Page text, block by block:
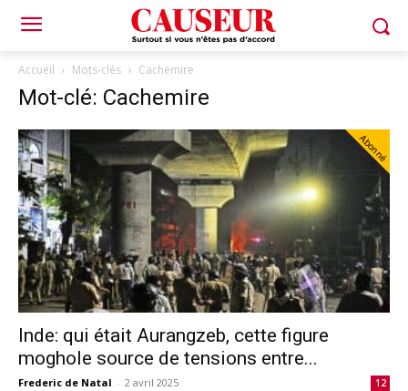
Accueil Mots-clés Cachemire
Mot-clé: Cachemire
Abonné
Inde: qui était Aurangzeb, cette figure
moghole source de tensions entre...
Frederic de Natal - 2 avril 2025 12